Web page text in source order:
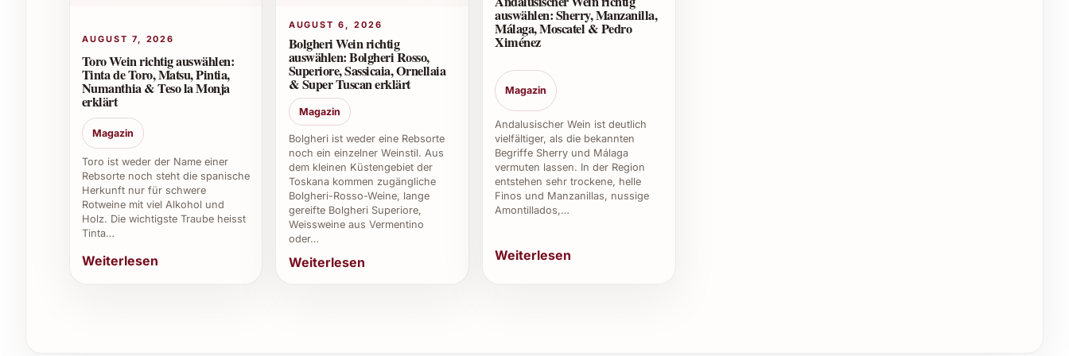
Sehr geeignet. Sein exklusiver Charakter und die elegante Ausstattung machen ihn zum perfekten
Geschenk für Weinliebhaber und Freunde besonderer Genussmomente.
Aus welchem Anbaugebiet stammt der Wein?
Le Rocher des Violettes Touche-Mitaine 2023 entstammt einer renommierten Weinregion, die für ihre
hochwertigen Rotweine bekannt ist und optimale klimatische Bedingungen für qualitative Trauben
bietet.
Gibt es besondere Empfehlungen zur Kombination mit anderen Getränken?
Der Wein entfaltet seine volle Wirkung ideal pur, kann aber auch zu besonderen Gelegenheiten mit
hochwertigem Mineralwasser ergänzt werden, um den Geschmack zu neutralisieren.
AUGUST 7, 2026
Toro Wein richtig auswählen:
Tinta de Toro, Matsu, Pintia,
Numanthia & Teso la Monja
erklärt
Magazin
Toro ist weder der Name einer
Rebsorte noch steht die spanische
Herkunft nur für schwere
Rotweine mit viel Alkohol und
Holz. Die wichtigste Traube heisst
Tinta…
Weiterlesen
AUGUST 6, 2026
Bolgheri Wein richtig
auswählen: Bolgheri Rosso,
Superiore, Sassicaia, Ornellaia
& Super Tuscan erklärt
Magazin
Bolgheri ist weder eine Rebsorte
noch ein einzelner Weinstil. Aus
dem kleinen Küstengebiet der
Toskana kommen zugängliche
Bolgheri-Rosso-Weine, lange
gereifte Bolgheri Superiore,
Weissweine aus Vermentino
oder…
Weiterlesen
auswählen: Sherry, Manzanilla,
Málaga, Moscatel & Pedro
Ximénez
Magazin
Andalusischer Wein ist deutlich
vielfältiger, als die bekannten
Begriffe Sherry und Málaga
vermuten lassen. In der Region
entstehen sehr trockene, helle
Finos und Manzanillas, nussige
Amontillados,…
Weiterlesen